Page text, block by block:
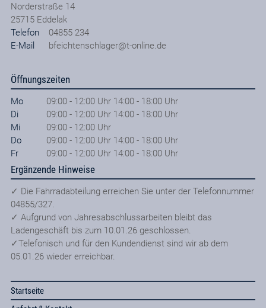
Norderstraße 14
25715 Eddelak
Telefon
04855 234
E-Mail
bfeichtenschlager@t-online.de
Öffnungszeiten
Mo
09:00 - 12:00 Uhr 14:00 - 18:00 Uhr
Di
09:00 - 12:00 Uhr 14:00 - 18:00 Uhr
Mi
09:00 - 12:00 Uhr
Do
09:00 - 12:00 Uhr 14:00 - 18:00 Uhr
Fr
09:00 - 12:00 Uhr 14:00 - 18:00 Uhr
Ergänzende Hinweise
✓ Die Fahrradabteilung erreichen Sie unter der Telefonnummer
04855/327.
✓ Aufgrund von Jahresabschlussarbeiten bleibt das
Ladengeschäft bis zum 10.01.26 geschlossen.
✓Telefonisch und für den Kundendienst sind wir ab dem
05.01.26 wieder erreichbar.
Startseite